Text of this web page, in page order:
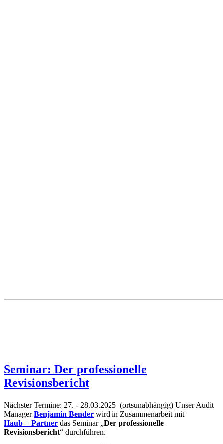
Seminar: Der professionelle
Revisionsbericht
Nächster Termine: 27. - 28.03.2025 (ortsunabhängig) Unser Audit
ManagerBenjamin Bender wird in Zusammenarbeit mit
Haub + Partner das Seminar „Der professionelle
Revisionsbericht“ durchführen.